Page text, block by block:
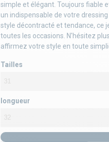
simple et élégant. Toujours fiable
un indispensable de votre
style décontracté et tendance, ce
toutes les occasions. N'hésitez
affirmez votre style en toute
Tailles
longueur